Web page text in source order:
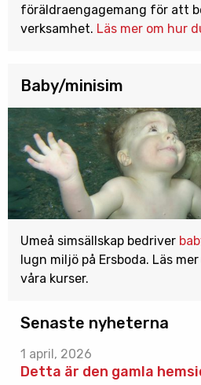
föräldraengagemang för att
verksamhet. Läs mer om hur
Baby/minisim
Umeå simsällskap bedriver
lugn miljö på Ersboda. Läs mer
våra kurser.
Senaste nyheterna
1 april, 2026
Detta är den gamla